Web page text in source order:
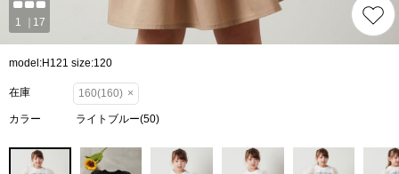
model:H121 size:120
在庫 160(160) ×
カラー ライトブルー(50)